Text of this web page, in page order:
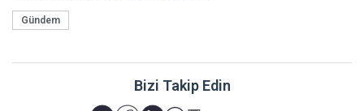
Gündem
Bizi Takip Edin